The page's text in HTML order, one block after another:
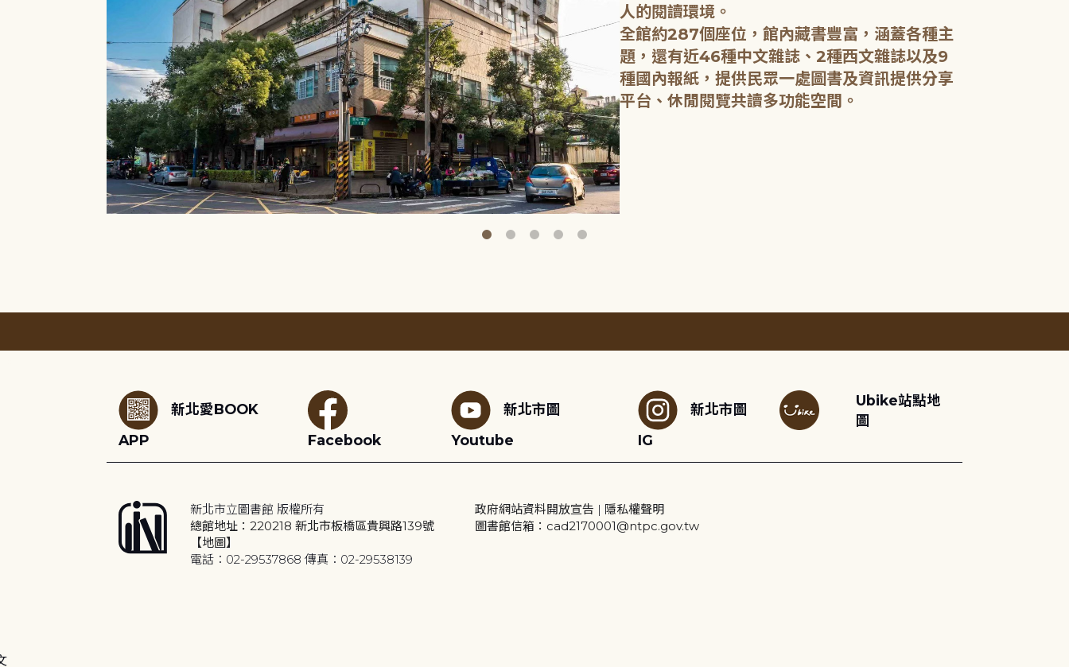
人的閱讀環境。
全館約287個座位，館內藏書豐富，涵蓋各種主
題，還有近46種中文雜誌、2種西文雜誌以及9
種國內報紙，提供民眾一處圖書及資訊提供分享
新北愛BOOK
APP
Facebook
新北市圖
Youtube
新北市圖
IG
Ubike站點地
圖
新北市立圖書館 版權所有
總館地址：220218 新北市板橋區貴興路139號
【地圖】
電話：02-29537868 傳真：02-29538139
政府網站資料開放宣告 | 隱私權聲明
圖書館信箱：cad2170001@ntpc.gov.tw